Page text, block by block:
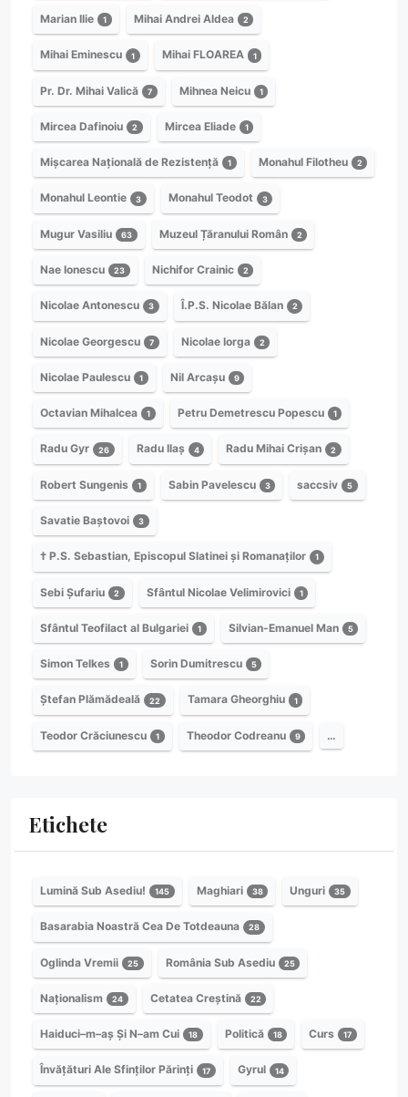
Marian Ilie 1 Mihai Andrei Aldea 2
Mihai Eminescu 1 Mihai FLOAREA 1
Pr. Dr. Mihai Valică 7 Mihnea Neicu 1
Mircea Dafinoiu 2 Mircea Eliade 1
Mișcarea Națională de Rezistență 1 Monahul Filotheu 2
Monahul Leontie 3 Monahul Teodot 3
Mugur Vasiliu 63 Muzeul Țăranului Român 2
Nae Ionescu 23 Nichifor Crainic 2
Nicolae Antonescu 3 Î.P.S. Nicolae Bălan 2
Nicolae Georgescu 7 Nicolae Iorga 2
Nicolae Paulescu 1 Nil Arcașu 9
Octavian Mihalcea 1 Petru Demetrescu Popescu 1
Radu Gyr 26 Radu Ilaș 4 Radu Mihai Crișan 2
Robert Sungenis 1 Sabin Pavelescu 3 saccsiv 5
Savatie Baștovoi 3
† P.S. Sebastian, Episcopul Slatinei și Romanaților 1
Sebi Șufariu 2 Sfântul Nicolae Velimirovici 1
Sfântul Teofilact al Bulgariei 1 Silvian-Emanuel Man 5
Simon Telkes 1 Sorin Dumitrescu 5
Ștefan Plămădeală 22 Tamara Gheorghiu 1
Teodor Crăciunescu 1 Theodor Codreanu 9 …
Etichete
Lumină Sub Asediu! 145 Maghiari 38 Unguri 35
Basarabia Noastră Cea De Totdeauna 28
Oglinda Vremii 25 România Sub Asediu 25
Naționalism 24 Cetatea Creștină 22
Haiduci–m–aș Și N–am Cui 18 Politică 18 Curs 17
Învățături Ale Sfinților Părinți 17 Gyrul 14